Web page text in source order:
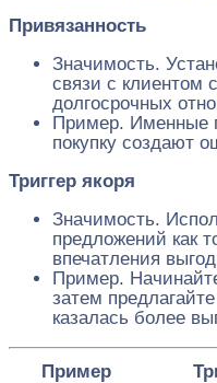
Привязанность
Значимость.
связи с клиентом
долгосрочных
Пример. Именные
покупку создают
Триггер якоря
Значимость.
предложений как
впечатления
Пример.
затем
казалась более
Пример